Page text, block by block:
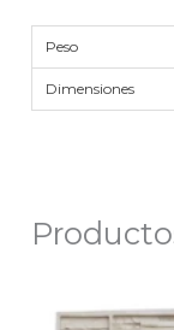
Peso
Dimensiones